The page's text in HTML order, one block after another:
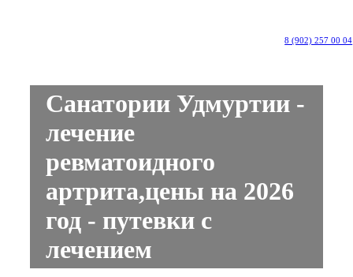
8 (902) 257 00 04
Санатории Удмуртии -
лечение
ревматоидного
артрита,цены на 2026
год - путевки с
лечением